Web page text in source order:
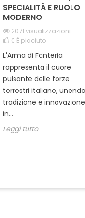
SPECIALITÀ E RUOLO
MODERNO
2071 visualizzazioni
0 È piaciuto
L'Arma di Fanteria
rappresenta il cuore
pulsante delle forze
terrestri italiane, unendo
tradizione e innovazione
in...
Leggi tutto